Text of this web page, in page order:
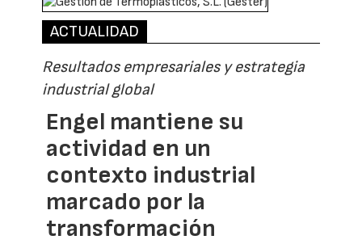
ACTUALIDAD
Resultados empresariales y estrategia
industrial global
Engel mantiene su
actividad en un
contexto industrial
marcado por la
transformación